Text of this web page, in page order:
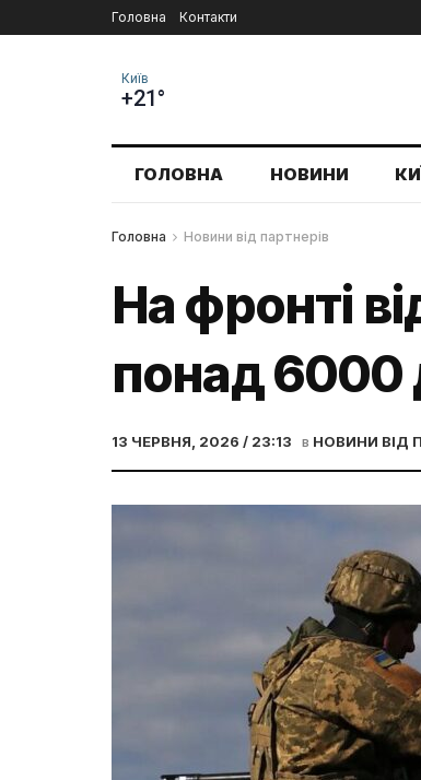
Головна Контакти
Київ
+21°
ГОЛОВНА НОВИНИ
Головна Новини від партнерів
На фронті
понад 6000
13 ЧЕРВНЯ, 2026 / 23:13 в НОВИНИ ВІД